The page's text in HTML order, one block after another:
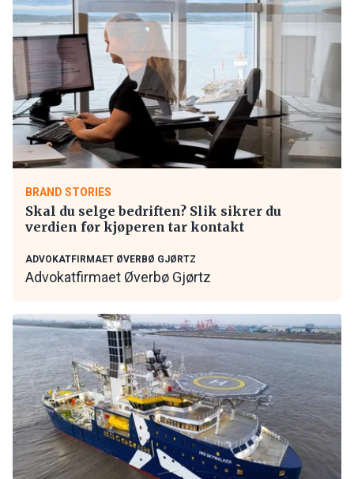
BRAND STORIES
Skal du selge bedriften? Slik sikrer du
verdien før kjøperen tar kontakt
ADVOKATFIRMAET ØVERBØ GJØRTZ
Advokatfirmaet Øverbø Gjørtz